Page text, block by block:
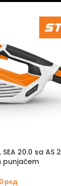
20.0 sa AS 2
punjačem
рсд